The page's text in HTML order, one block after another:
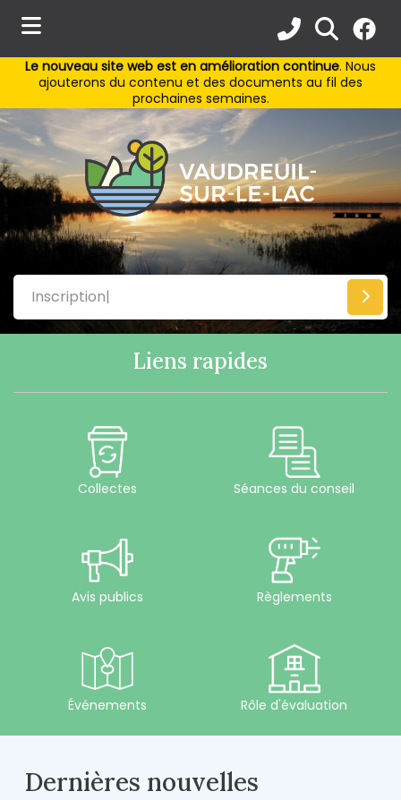
(Municipalité )
(Services aux citoyens )
(Activités et loisirs )
(Environnement )
Le nouveau site web est en amélioration continue. Nous
ajouterons du contenu et des documents au fil des
prochaines semaines.
Liens rapides
Collectes Séances du conseil
Avis publics Règlements
Événements Rôle d'évaluation
Dernières nouvelles